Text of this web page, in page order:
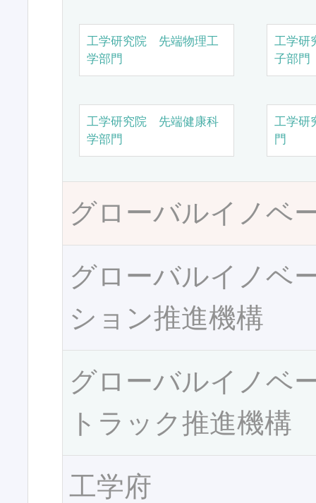
工学研究院 先端物理工
学部門
工学研
子部門
工学研究院 先端健康科
学部門
工学研
門
グローバルイノベ
グローバルイノベ
ション推進機構
グローバルイノベ
トラック推進機構
工学府